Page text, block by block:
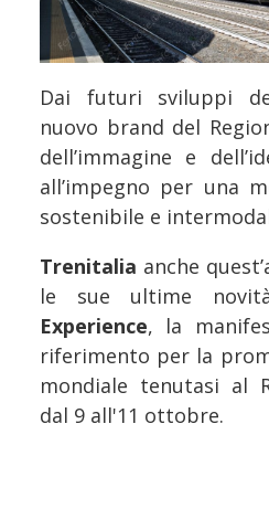
Dai futuri sviluppi
nuovo brand del
dell’immagine e
all’impegno per una
sostenibile e
Trenitalia anche
le sue ultime
Experience, la
riferimento per la
mondiale tenutasi al
dal 9 all'11 ottobre.